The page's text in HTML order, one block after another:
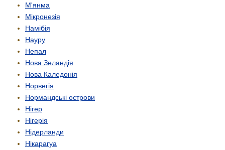
М'янма
Мікронезія
Намібія
Науру
Непал
Нова Зеландія
Нова Каледонія
Норвегія
Нормандські острови
Нігер
Нігерія
Нідерланди
Нікарагуа